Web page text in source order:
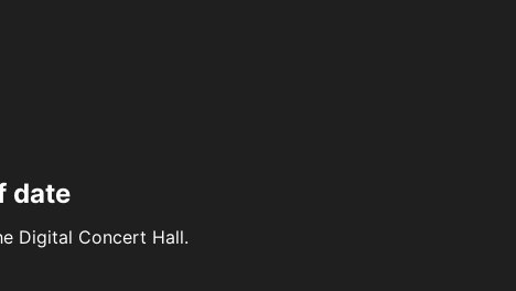
date
Digital Concert Hall.